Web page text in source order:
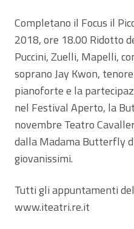
Completano il Focus il
2018, ore 18.00 Ridotto
Puccini, Zuelli, Mapelli,
soprano Jay Kwon,
pianoforte e la
nel Festival Aperto, la
novembre Teatro
dalla Madama Butterfly
giovanissimi.
Tutti gli appuntamenti del
www.iteatri.re.it